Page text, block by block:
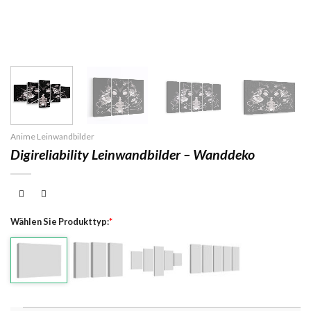
Anime Leinwandbilder
Digireliability Leinwandbilder – Wanddeko
Wählen Sie Produkttyp:*